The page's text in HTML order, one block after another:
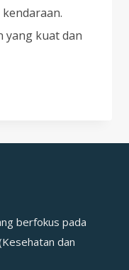
yang kuat dan
berfokus pada
dan